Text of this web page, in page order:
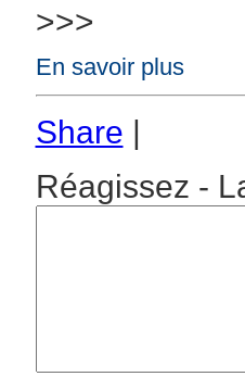
>>>
En savoir plus
Share |
Réagissez -